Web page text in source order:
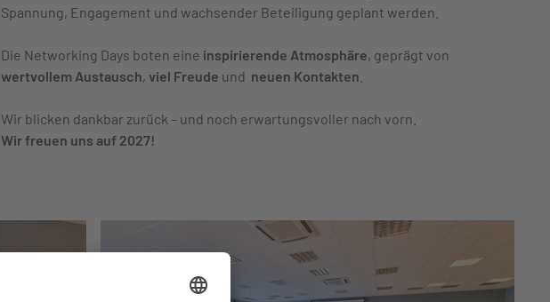
Spannung, Engagement und wachsender Beteiligung geplant werden.
Die Networking Days boten eine inspirierende Atmosphäre, geprägt von
wertvollem Austausch,viel Freude und neuen Kontakten
Wir blicken dankbar zurück – und noch erwartungsvoller nach vorn.
Wir freuen uns auf 2027!